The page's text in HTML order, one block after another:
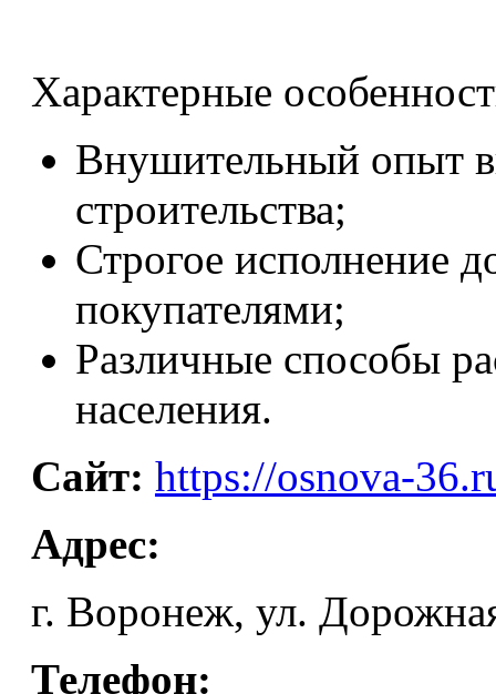
Характерные
Внушительный опыт
строительства;
Строгое исполнение
покупателями;
Различные способы
населения.
Сайт: https://osnova-
Адрес:
г. Воронеж, ул.
Телефон: